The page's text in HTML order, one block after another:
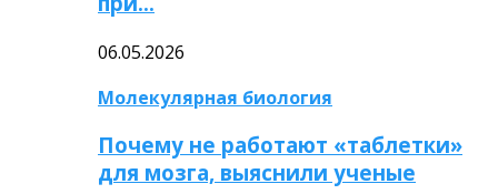
06.05.2026
Молекулярная биология
Почему не работают «таблетки»
для мозга, выяснили ученые